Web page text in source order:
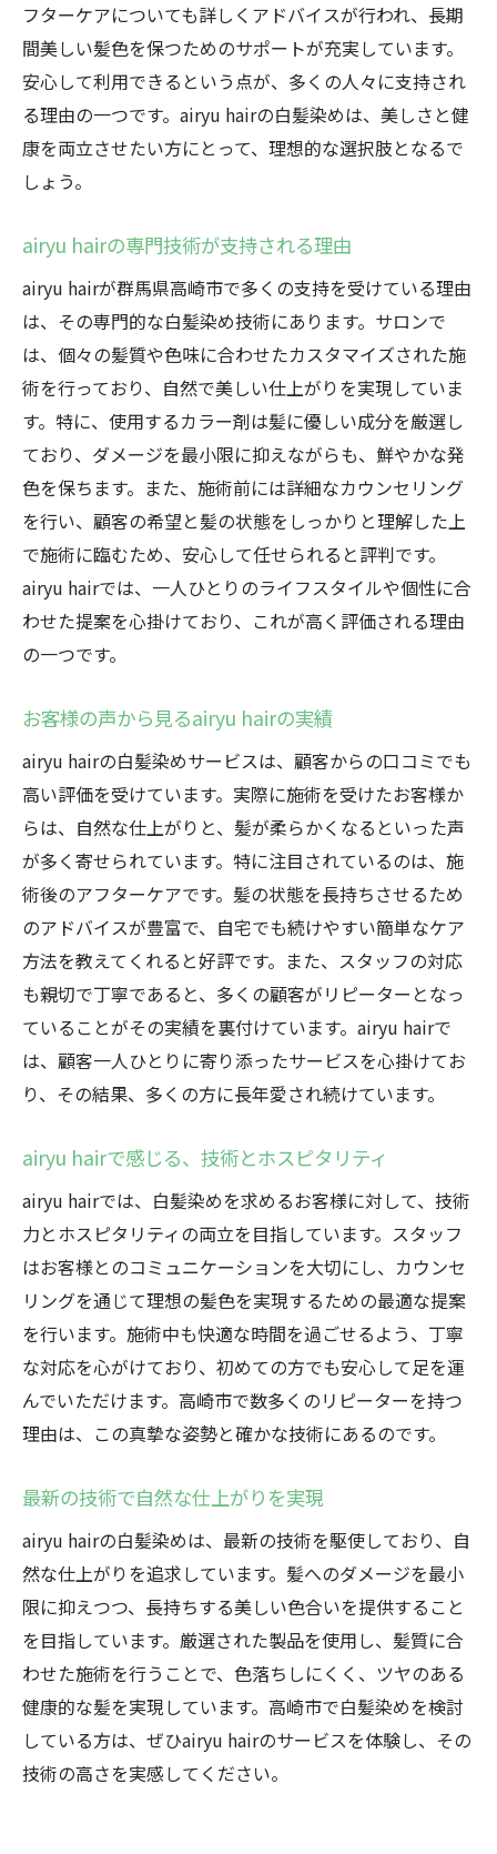
フターケアについても詳しくアドバイスが行われ、長期
間美しい髪色を保つためのサポートが充実しています。
安心して利用できるという点が、多くの人々に支持され
る理由の一つです。airyu hairの白髪染めは、美しさと健
康を両立させたい方にとって、理想的な選択肢となるで
しょう。
airyu hairの専門技術が支持される理由
airyu hairが群馬県高崎市で多くの支持を受けている理由
は、その専門的な白髪染め技術にあります。サロンで
は、個々の髪質や色味に合わせたカスタマイズされた施
術を行っており、自然で美しい仕上がりを実現していま
す。特に、使用するカラー剤は髪に優しい成分を厳選し
ており、ダメージを最小限に抑えながらも、鮮やかな発
色を保ちます。また、施術前には詳細なカウンセリング
を行い、顧客の希望と髪の状態をしっかりと理解した上
で施術に臨むため、安心して任せられると評判です。
airyu hairでは、一人ひとりのライフスタイルや個性に合
わせた提案を心掛けており、これが高く評価される理由
の一つです。
お客様の声から見るairyu hairの実績
airyu hairの白髪染めサービスは、顧客からの口コミでも
高い評価を受けています。実際に施術を受けたお客様か
らは、自然な仕上がりと、髪が柔らかくなるといった声
が多く寄せられています。特に注目されているのは、施
術後のアフターケアです。髪の状態を長持ちさせるため
のアドバイスが豊富で、自宅でも続けやすい簡単なケア
方法を教えてくれると好評です。また、スタッフの対応
も親切で丁寧であると、多くの顧客がリピーターとなっ
ていることがその実績を裏付けています。airyu hairで
は、顧客一人ひとりに寄り添ったサービスを心掛けてお
り、その結果、多くの方に長年愛され続けています。
airyu hairで感じる、技術とホスピタリティ
airyu hairでは、白髪染めを求めるお客様に対して、技術
力とホスピタリティの両立を目指しています。スタッフ
はお客様とのコミュニケーションを大切にし、カウンセ
リングを通じて理想の髪色を実現するための最適な提案
を行います。施術中も快適な時間を過ごせるよう、丁寧
な対応を心がけており、初めての方でも安心して足を運
んでいただけます。高崎市で数多くのリピーターを持つ
理由は、この真摯な姿勢と確かな技術にあるのです。
最新の技術で自然な仕上がりを実現
airyu hairの白髪染めは、最新の技術を駆使しており、自
然な仕上がりを追求しています。髪へのダメージを最小
限に抑えつつ、長持ちする美しい色合いを提供すること
を目指しています。厳選された製品を使用し、髪質に合
わせた施術を行うことで、色落ちしにくく、ツヤのある
健康的な髪を実現しています。高崎市で白髪染めを検討
している方は、ぜひairyu hairのサービスを体験し、その
技術の高さを実感してください。